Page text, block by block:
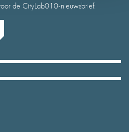
de CityLab010-nieuwsbrief.